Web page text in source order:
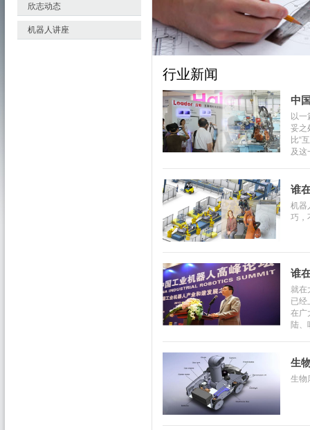
欣志动态
机器人讲座
行业新闻
中
以一
妥之
比“
及这
谁
机器
巧，
谁
就在
已经
在广
陆、
生
生物